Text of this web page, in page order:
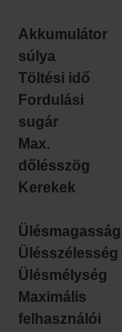
Akkumulátor
súlya
Töltési idő
Fordulási
sugár
Max.
dőlésszög
Kerekek
Ülésmagasság
Ülésszélesség
Ülésmélység
Maximális
felhasználói